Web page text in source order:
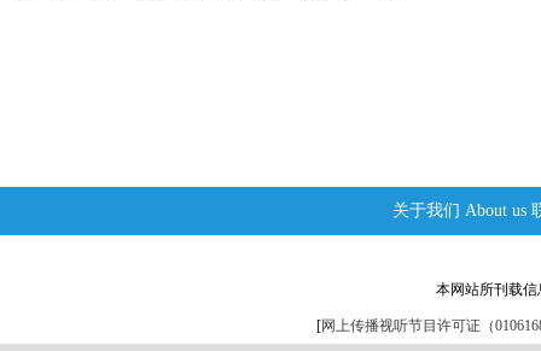
关于我们 About us
本网站所刊载
[网上传播视听节目许可证（